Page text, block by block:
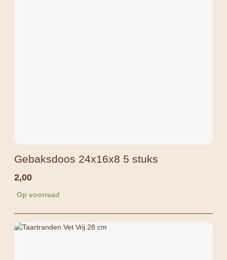
Gebaksdoos 24x16x8 5 stuks
2,00
Op voorraad